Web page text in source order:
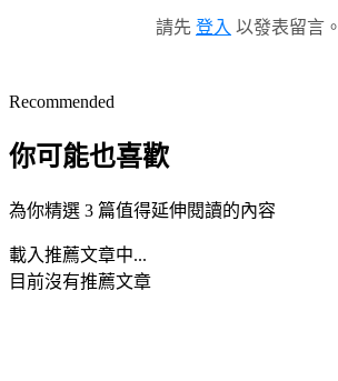
請先 登入 以發表留言。
Recommended
你可能也喜歡
為你精選 3 篇值得延伸閱讀的內容
載入推薦文章中...
目前沒有推薦文章